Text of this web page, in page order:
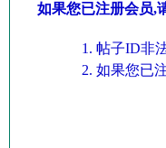
如果您已注册会员,
帖子ID非
如果您已